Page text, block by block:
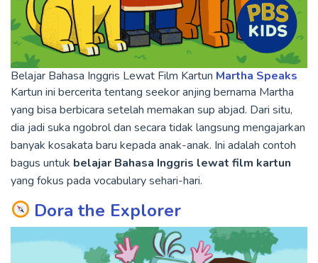
Belajar Bahasa Inggris Lewat Film Kartun Martha Speaks
Kartun ini bercerita tentang seekor anjing bernama Martha
yang bisa berbicara setelah memakan sup abjad. Dari situ,
dia jadi suka ngobrol dan secara tidak langsung mengajarkan
banyak kosakata baru kepada anak-anak. Ini adalah contoh
bagus untuk belajar Bahasa Inggris lewat film kartun
yang fokus pada vocabulary sehari-hari.
Dora the Explorer